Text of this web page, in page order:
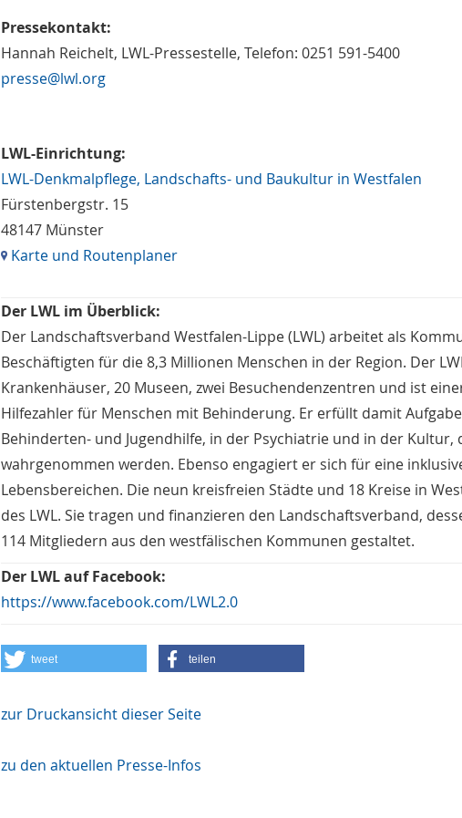
Pressekontakt:
Hannah Reichelt, LWL-Pressestelle, Telefon: 0251 591-5400
presse@lwl.org
LWL-Einrichtung:
LWL-Denkmalpflege, Landschafts- und Baukultur in Westfalen
Fürstenbergstr. 15
48147 Münster
Karte und Routenplaner
Der LWL im Überblick:
Der Landschaftsverband Westfalen-Lippe (LWL) arbeitet als
Beschäftigten für die 8,3 Millionen Menschen in der Region. Der
Krankenhäuser, 20 Museen, zwei Besuchendenzentren und ist
Hilfezahler für Menschen mit Behinderung. Er erfüllt damit
Behinderten- und Jugendhilfe, in der Psychiatrie und in der
wahrgenommen werden. Ebenso engagiert er sich für eine
Lebensbereichen. Die neun kreisfreien Städte und 18 Kreise in
des LWL. Sie tragen und finanzieren den Landschaftsverband,
114 Mitgliedern aus den westfälischen Kommunen gestaltet.
Der LWL auf Facebook:
https://www.facebook.com/LWL2.0
tweet teilen
zur Druckansicht dieser Seite
zu den aktuellen Presse-Infos